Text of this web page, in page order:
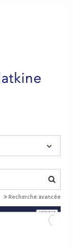
Recherche avancée